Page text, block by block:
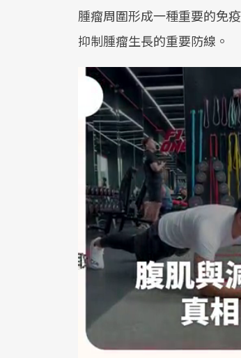
腫瘤周圍形成一種重要的免
抑制腫瘤生長的重要防線。